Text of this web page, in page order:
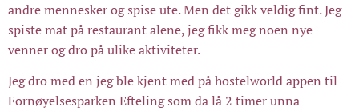
andre mennesker og spise ute. Men det gikk veldig fint. Jeg
spiste mat på restaurant alene, jeg fikk meg noen nye
venner og dro på ulike aktiviteter.
Jeg dro med en jeg ble kjent med på hostelworld appen til
Fornøyelsesparken Efteling som da lå 2 timer unna